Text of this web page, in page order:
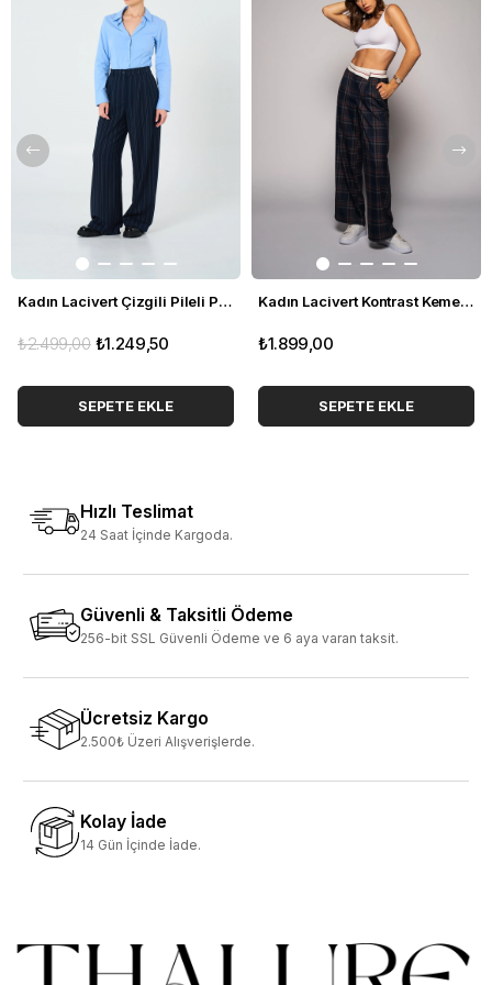
Kadın Lacivert Çizgili Pileli Pantolon
₺1.249,50
₺2.499,00
SEPETE EKLE
Kadın Lacivert Kontrast Kemerli Ekose Pantolon
₺1.899,00
SEPETE EKLE
Hızlı Teslimat
24 Saat İçinde Kargoda.
Güvenli & Taksitli Ödeme
256-bit SSL Güvenli Ödeme ve 6 aya varan taksit.
Ücretsiz Kargo
2.500₺ Üzeri Alışverişlerde.
Kolay İade
14 Gün İçinde İade.